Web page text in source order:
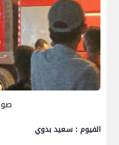
الفيوم : سـعيد بدوي